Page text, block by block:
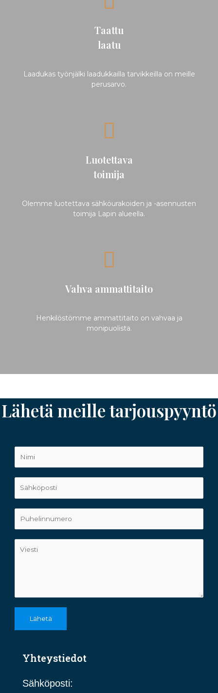
Taattu
laatu
Laadukas työnjälki laadukkailla tarvikkeilla on meille
perusarvo.
Luotettava
toimija
Olemme luotettava sähköurakoiden ja -asennusten
toimija Lapin alueella.
Vahva ammattitaito
Henkilöstömme ammattitaito on vahvaa ja
monipuolista.
Lähetä meille tarjouspyyntö
Lähetä
Yhteystiedot
Sähköposti: